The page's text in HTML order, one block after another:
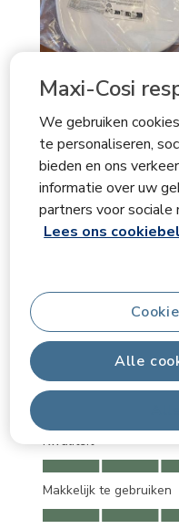
Maxi-Cosi
We gebruiken
te personaliseren,
bieden en ons
informatie over uw
partners voor sociale
Lees ons
Alle
Kwaliteit
Kwaliteit, 5.0 van 5
Makkelijk te gebruiken
Makkelijk te gebruiken,